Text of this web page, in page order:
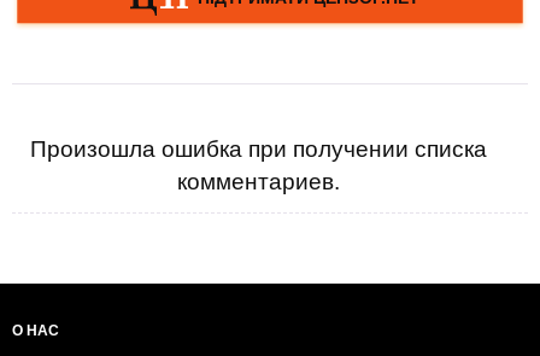
Произошла ошибка при получении списка
комментариев.
О НАС